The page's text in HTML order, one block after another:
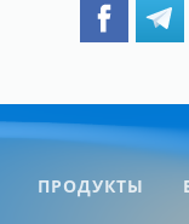
ПРОДУКТЫ